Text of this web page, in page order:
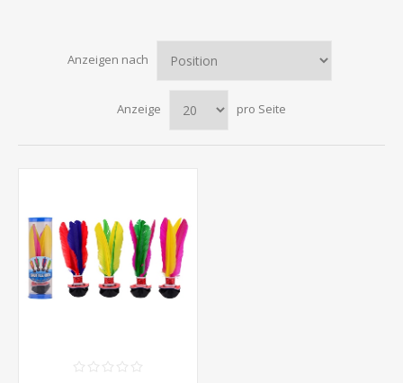
Anzeigen nach
Anzeige pro Seite